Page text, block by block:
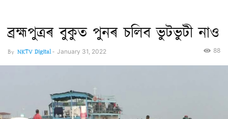
ব্ৰহ্মপুত্ৰৰ বুকুত পুনৰ চলিব ভুটভুটী নাও
By NKTV Digital- January 31, 2022 88